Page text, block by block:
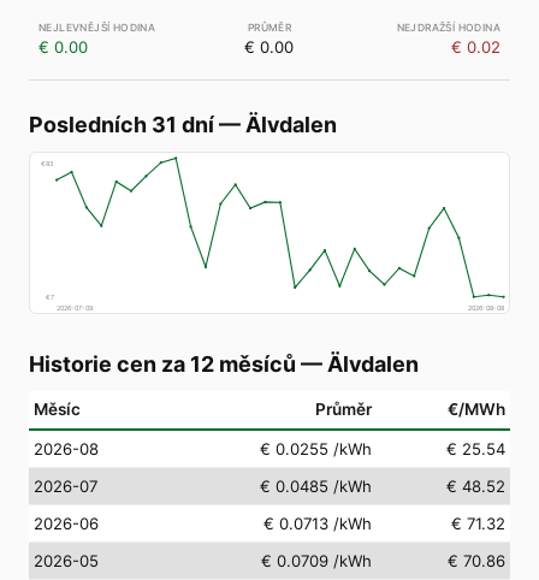
€ 0.00 € 0.00 € 0.02
Posledních 31 dní— Älvdalen
€83
€7
2026-07-09
2026-08-08
Historie cen za 12 měsíců — Älvdalen
Měsíc Průměr €/MWh
2026-08 € 0.0255 /kWh
€ 25.54
2026-07
€ 0.0485 /kWh
€ 48.52
2026-06
€ 0.0713 /kWh
€ 71.32
2026-05
€ 0.0709 /kWh
€ 70.86